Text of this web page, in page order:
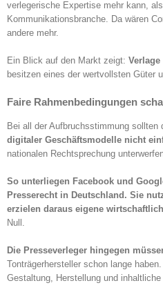
verlegerische Expertise mehr kann,
Kommunikationsbranche. Da wären
andere mehr.
Ein Blick auf den Markt zeigt:
besitzen eines der wertvollsten Güter
Faire Rahmenbedingungen
Bei all der Aufbruchsstimmung sollten
digitaler Geschäftsmodelle nicht
nationalen Rechtsprechung
So unterliegen Facebook und
Presserecht in Deutschland. Sie
erzielen daraus eigene
Null.
Die Presseverleger hingegen
Tonträgerhersteller schon lange
Gestaltung, Herstellung und